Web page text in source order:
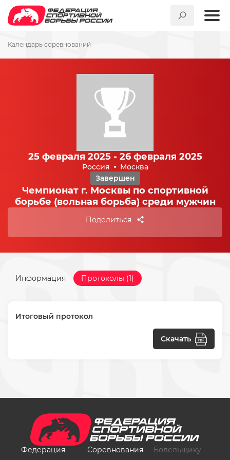
Календарь соревнований
25 февраля 2025 - 26 февраля 2025
Россия
Москва
Завершен
Чемпионат г. Москвы по спортивной
борьбе (вольная борьба) среди мужчин
Поделиться
Информация Протоколы (1)
Итоговый протокол
Скачать
Федерация Соревнования Болельщику